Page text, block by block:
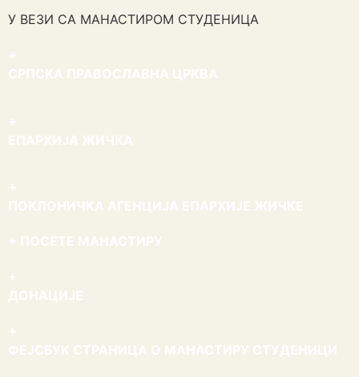
У ВЕЗИ СА МАНАСТИРОМ СТУДЕНИЦА